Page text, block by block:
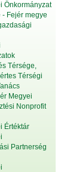
Önkormányzat
- Fejér megye
Térsége,
Térségi
Megyei
Nonprofit
Értéktár
Partnerség